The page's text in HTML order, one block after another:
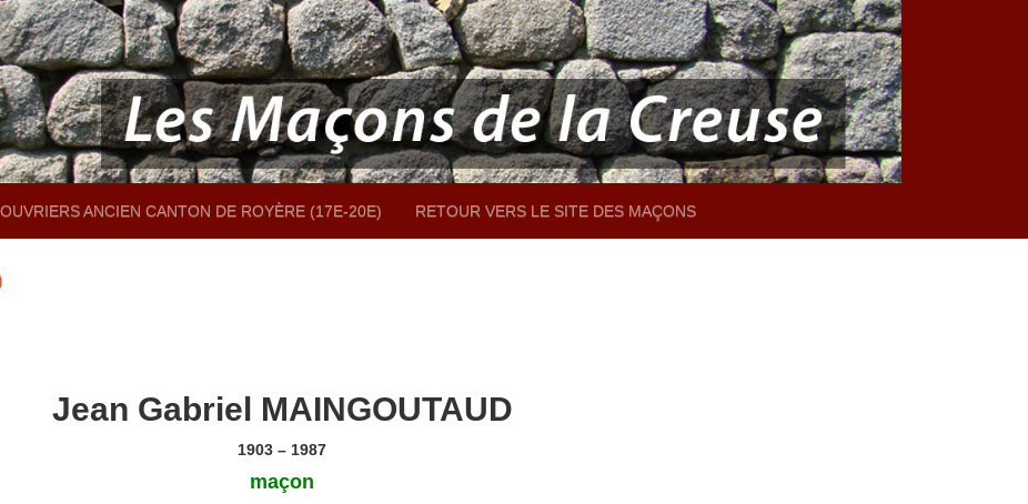
OUVRIERS ANCIEN CANTON DE ROYÈRE (17E-20E) RETOUR VERS LE SITE DES MAÇONS
Jean Gabriel MAINGOUTAUD
1903 – 1987
maçon